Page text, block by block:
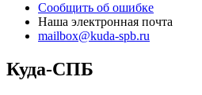
Сообщить об ошибке
Наша электронная почта
mailbox@kuda-spb.ru
Куда-СПБ